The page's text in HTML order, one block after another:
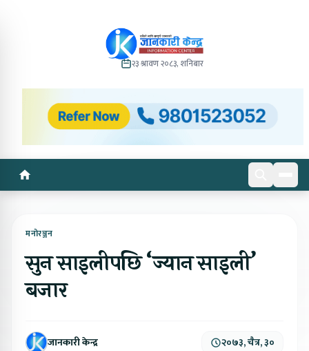
२३ श्रावण २०८३, शनिबार
मनोरञ्जन
सुन साइलीपछि ‘ज्यान साइली’
बजार
जानकारी केन्द्र २०७३, चैत्र, ३०